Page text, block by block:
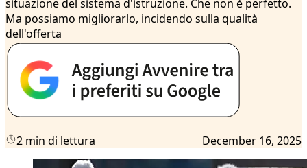
situazione del sistema d'istruzione. Che non è perfetto.
Ma possiamo migliorarlo, incidendo sulla qualità
dell'offerta
2 min di lettura December 16, 2025